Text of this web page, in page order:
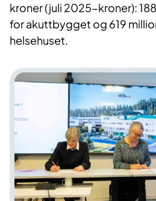
kroner (juli 2025-kroner):
for akuttbygget og 619
helsehuset.